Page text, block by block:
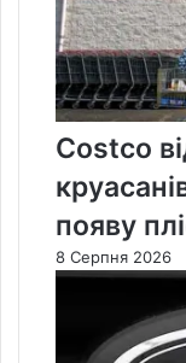
Costco
появу
8 Серпня 2026